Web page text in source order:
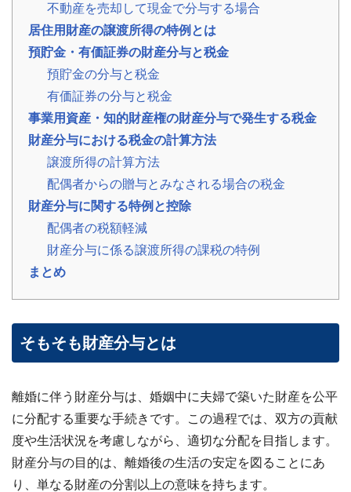
💬
お
客
様
の
声
ご
依
頼
い
た
い
お
客
様
の
レ
ビ
ュ
ー
?
く
あ
る
問
査
定・
買
取・
税
金・
共
不動産を売却して現金で分与する場合
居住用財産の譲渡所得の特例とは
預貯金・有価証券の財産分与と税金
預貯金の分与と税金
有価証券の分与と税金
事業用資産・知的財産権の財産分与で発生する税金
財産分与における税金の計算方法
譲渡所得の計算方法
配偶者からの贈与とみなされる場合の税金
財産分与に関する特例と控除
配偶者の税額軽減
財産分与に係る譲渡所得の課税の特例
まとめ
そもそも財産分与とは
離婚に伴う財産分与は、婚姻中に夫婦で築いた財産を公平
に分配する重要な手続きです。この過程では、双方の貢献
度や生活状況を考慮しながら、適切な分配を目指します。
財産分与の目的は、離婚後の生活の安定を図ることにあ
り、単なる財産の分割以上の意味を持ちます。